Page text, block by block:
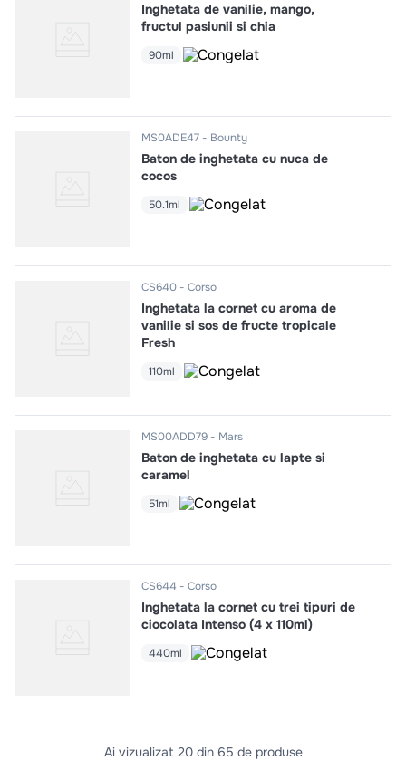
Inghetata de vanilie, mango,
fructul pasiunii si chia
90ml
MS0ADE47 Bounty
Baton de inghetata cu nuca de
cocos
50.1ml
CS640 Corso
Inghetata la cornet cu aroma de
vanilie si sos de fructe tropicale
Fresh
110ml
MS00ADD79 Mars
Baton de inghetata cu lapte si
caramel
51ml
CS644 Corso
Inghetata la cornet cu trei tipuri de
ciocolata Intenso (4 x 110ml)
440ml
Ai vizualizat 20 din 65 de produse